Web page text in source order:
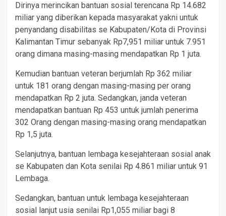
Dirinya merincikan bantuan sosial terencana Rp 14.682
miliar yang diberikan kepada masyarakat yakni untuk
penyandang disabilitas se Kabupaten/Kota di Provinsi
Kalimantan Timur sebanyak Rp7,951 miliar untuk 7.951
orang dimana masing-masing mendapatkan Rp 1 juta.
Kemudian bantuan veteran berjumlah Rp 362 miliar
untuk 181 orang dengan masing-masing per orang
mendapatkan Rp 2 juta. Sedangkan, janda veteran
mendapatkan bantuan Rp 453 untuk jumlah penerima
302 Orang dengan masing-masing orang mendapatkan
Rp 1,5 juta.
Selanjutnya, bantuan lembaga kesejahteraan sosial anak
se Kabupaten dan Kota senilai Rp 4.861 miliar untuk 91
Lembaga.
Sedangkan, bantuan untuk lembaga kesejahteraan
sosial lanjut usia senilai Rp1,055 miliar bagi 8